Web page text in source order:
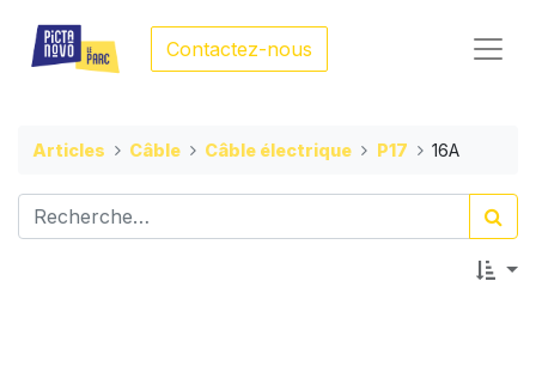
Contactez-nous
Articles Câble Câble électrique P17 16A